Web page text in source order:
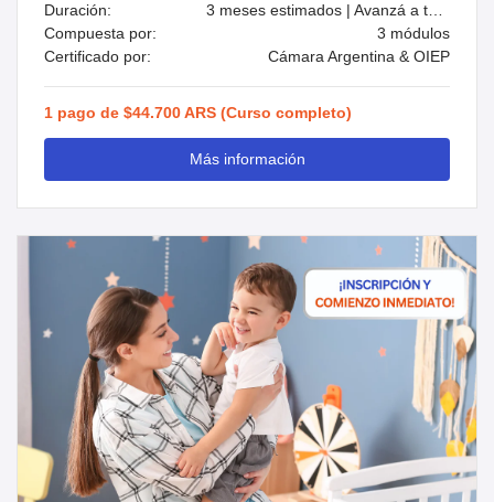
Duración:
Compuesta por:
3 módulos
Certificado por:
Cámara Argentina & OIEP
1 pago de $44.700 ARS (Curso completo)
Más información